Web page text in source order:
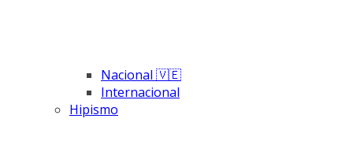
Nacional 🇻🇪
Internacional
Hipismo